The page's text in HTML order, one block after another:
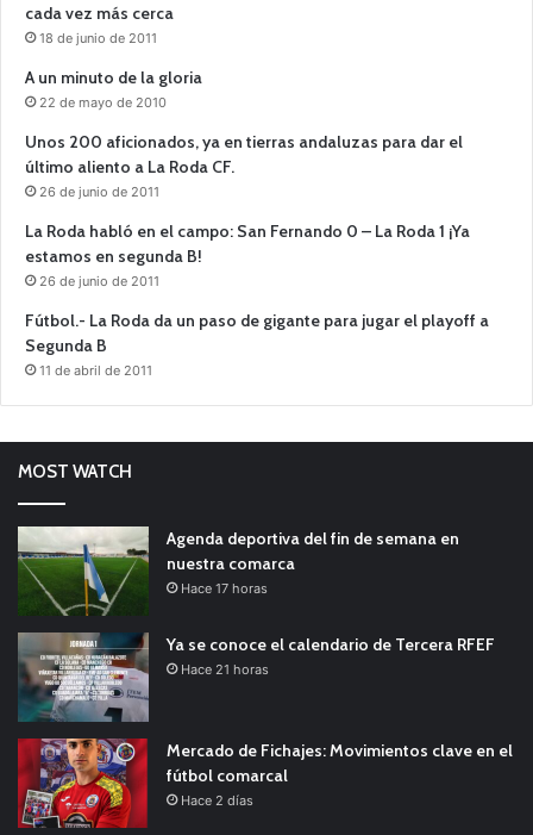
cada vez más cerca
18 de junio de 2011
A un minuto de la gloria
22 de mayo de 2010
Unos 200 aficionados, ya en tierras andaluzas para dar el
último aliento a La Roda CF.
26 de junio de 2011
La Roda habló en el campo: San Fernando 0 – La Roda 1 ¡Ya
estamos en segunda B!
26 de junio de 2011
Fútbol.- La Roda da un paso de gigante para jugar el playoff a
Segunda B
11 de abril de 2011
MOST WATCH
Agenda deportiva del fin de semana en
nuestra comarca
Hace 17 horas
Ya se conoce el calendario de Tercera RFEF
Hace 21 horas
Mercado de Fichajes: Movimientos clave en el
fútbol comarcal
Hace 2 días